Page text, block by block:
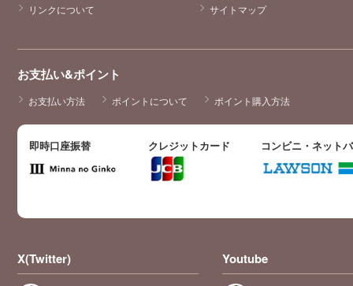
リンクについて
サイトマップ
お支払い&ポイント
お支払い方法 ポイントについて ポイント購入方法
即時口座振替 クレジットカード コンビニ・ネット
X(Twitter) Youtube